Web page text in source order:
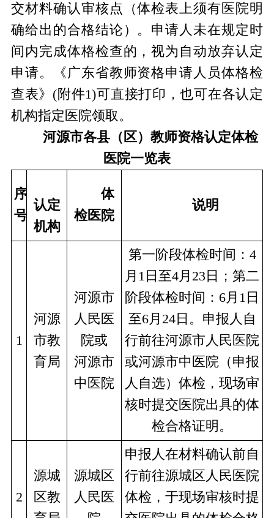
交材料确认审核点（体检表上须有医院明
确给出的合格结论）。申请人未在规定时
间内完成体格检查的，视为自动放弃认定
申请。《广东省教师资格申请人员体格检
查表》(附件1)可直接打印，也可在各认定
机构指定医院领取。
河源市各县（区） 教师资格认定体检
医院一览表
序
号
认定
机构
体
检医院
说明
1
河源
市教
育局
河源市
人民医
院或
河源市
中医院
第一阶段体检时间：4
月1日至4月23日；第二
阶段体检时间：6月1日
至6月24日。申报人自
行前往河源市人民医院
或河源市中医院（申报
人自选）体检，现场审
核时提交医院出具的体
检合格证明。
2
源城
区教
源城区
人民医
申报人在材料确认前自
行前往源城区人民医院
体检，于现场审核时提